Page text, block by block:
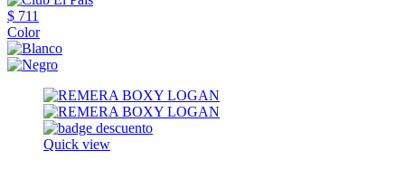
$ 711
Color
Quick view